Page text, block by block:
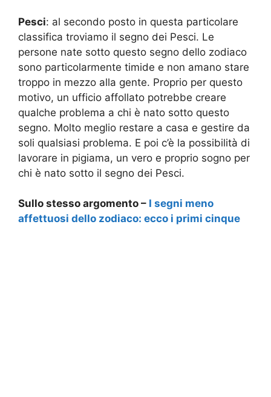
Pesci: al secondo posto in questa particolare
classifica troviamo il segno dei Pesci. Le
persone nate sotto questo segno dello zodiaco
sono particolarmente timide e non amano stare
troppo in mezzo alla gente. Proprio per questo
motivo, un ufficio affollato potrebbe creare
qualche problema a chi è nato sotto questo
segno. Molto meglio restare a casa e gestire da
soli qualsiasi problema. E poi c’è la possibilità di
lavorare in pigiama, un vero e proprio sogno per
chi è nato sotto il segno dei Pesci.
Sullo stesso argomento – I segni meno
affettuosi dello zodiaco: ecco i primi cinque